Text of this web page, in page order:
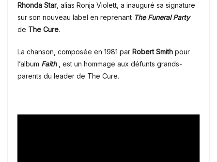
Rhonda Star, alias Ronja Violett, a inauguré sa signature
sur son nouveau label en reprenant The Funeral Party
de The Cure.
La chanson, composée en 1981 par Robert Smith pour
l’album Faith, est un hommage aux défunts grands-
parents du leader de The Cure.